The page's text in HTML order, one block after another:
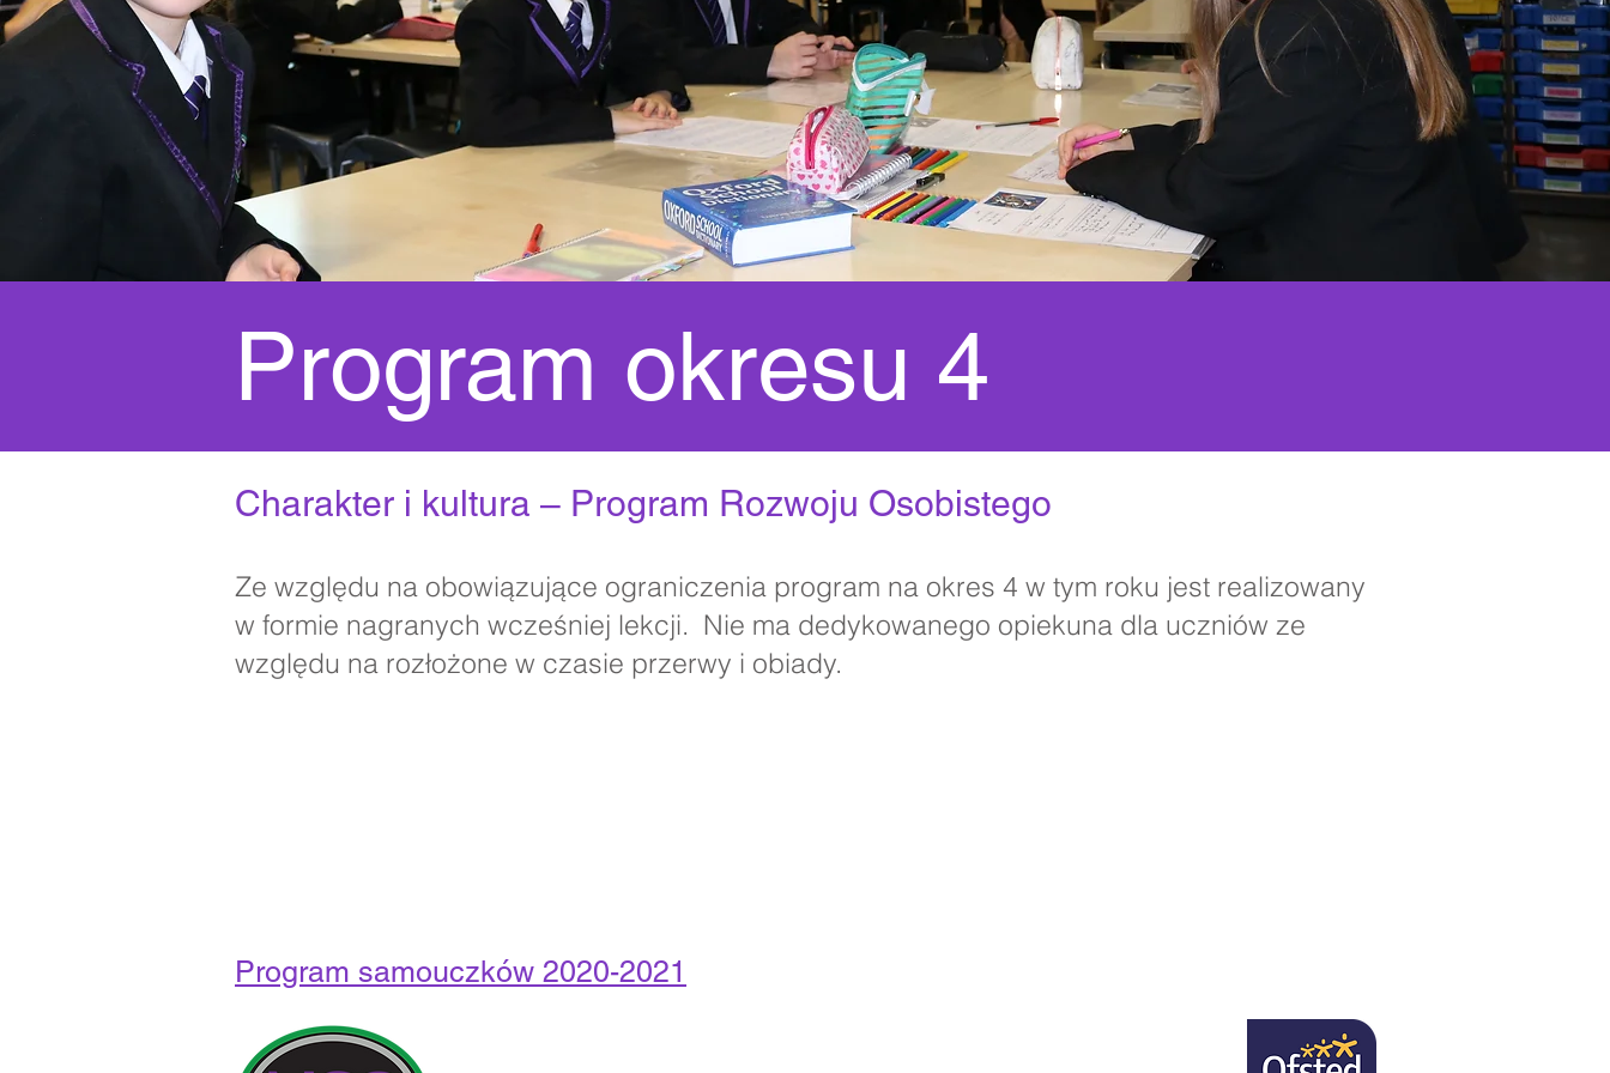
Program okresu 4
Charakter i kultura – Program Rozwoju Osobistego
Ze względu na obowiązujące ograniczenia program na okres 4 w tym roku jest realizowany
w formie nagranych wcześniej lekcji. Nie ma dedykowanego opiekuna dla uczniów ze
względu na rozłożone w czasie przerwy i obiady.
Program samouczków 2020-2021